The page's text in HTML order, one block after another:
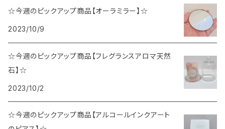
☆今週のピックアップ商品【オーラミラー】☆
2023/10/9
☆今週のピックアップ商品【フレグランスアロマ天然
石】☆
2023/10/2
☆今週のピックアップ商品【アルコールインクアート